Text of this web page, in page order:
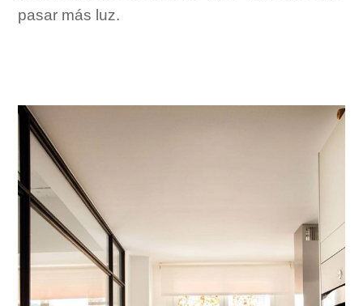
pasar más luz.